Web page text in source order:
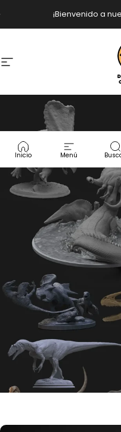
¡Bienvenido a
Navegación
Inicio Menú